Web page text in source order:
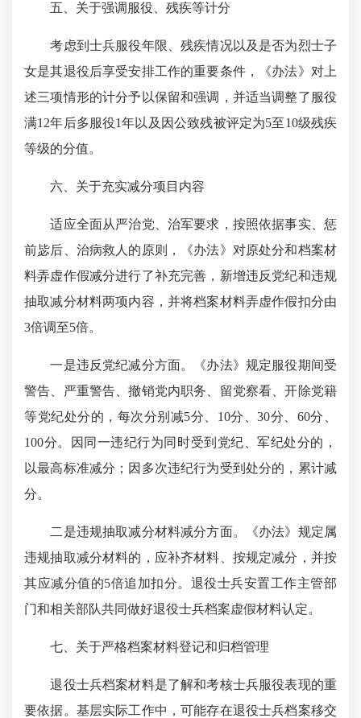
五、关于强调服役、残疾等计分
考虑到士兵服役年限、残疾情况以及是否为烈士子
女是其退役后享受安排工作的重要条件，《办法》对上
述三项情形的计分予以保留和强调，并适当调整了服役
满12年后多服役1年以及因公致残被评定为5至10级残疾
等级的分值。
六、关于充实减分项目内容
适应全面从严治党、治军要求，按照依据事实、惩
前毖后、治病救人的原则，《办法》对原处分和档案材
料弄虚作假减分进行了补充完善，新增违反党纪和违规
抽取减分材料两项内容，并将档案材料弄虚作假扣分由
3倍调至5倍。
一是违反党纪减分方面。《办法》规定服役期间受
警告、严重警告、撤销党内职务、留党察看、开除党籍
等党纪处分的，每次分别减5分、10分、30分、60分、
100分。因同一违纪行为同时受到党纪、军纪处分的，
以最高标准减分；因多次违纪行为受到处分的，累计减
分。
二是违规抽取减分材料减分方面。《办法》规定属
违规抽取减分材料的，应补齐材料、按规定减分，并按
其应减分值的5倍追加扣分。退役士兵安置工作主管部
门和相关部队共同做好退役士兵档案虚假材料认定。
七、关于严格档案材料登记和归档管理
退役士兵档案材料是了解和考核士兵服役表现的重
要依据。基层实际工作中，可能存在退役士兵档案移交